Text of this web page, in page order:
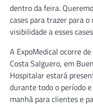
dentro da feira.
cases para trazer para
visibilidade a esses
A ExpoMedical ocorre
Costa Salguero, em
Hospitalar estará
durante todo o período
manhã para clientes e